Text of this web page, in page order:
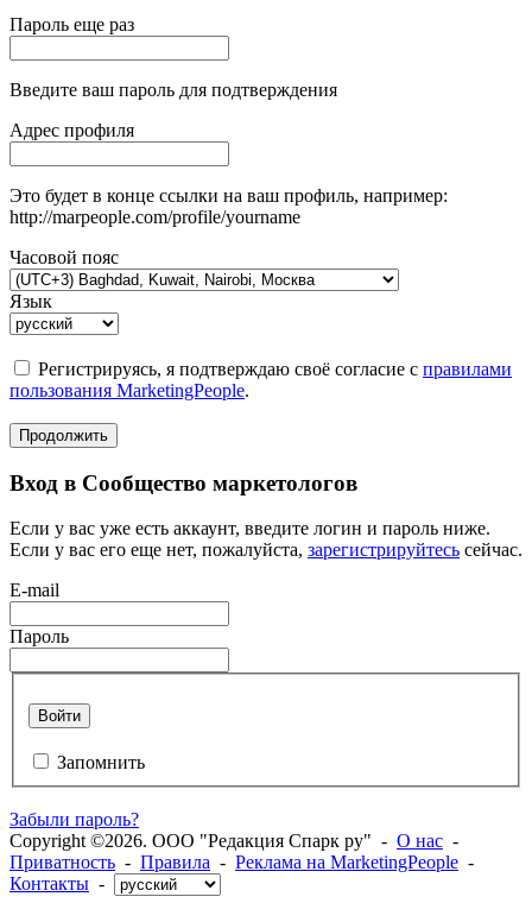
Пароль еще раз
Введите ваш пароль для подтверждения
Адрес профиля
Это будет в конце ссылки на ваш профиль, например:
http://marpeople.com/profile/yourname
Часовой пояс
Язык
Регистрируясь, я подтверждаю своё согласие с правилами
пользования MarketingPeople.
Продолжить
Вход в Сообщество маркетологов
Если у вас уже есть аккаунт, введите логин и пароль ниже.
Если у вас его еще нет, пожалуйста, зарегистрируйтесь сейчас.
E-mail
Пароль
Войти
Запомнить
Забыли пароль?
Copyright ©2026. ООО "Редакция Спарк ру" - О нас -
Приватность - Правила - Реклама на MarketingPeople -
Контакты -